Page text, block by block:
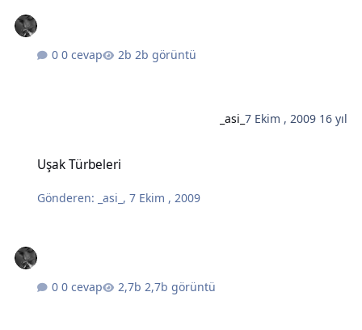
0 cevap 2b görüntü
_asi_ 7 Ekim , 2009 16 yıl
Uşak Türbeleri
Gönderen: _asi_ ,7 Ekim , 2009
0 cevap 2,7b görüntü